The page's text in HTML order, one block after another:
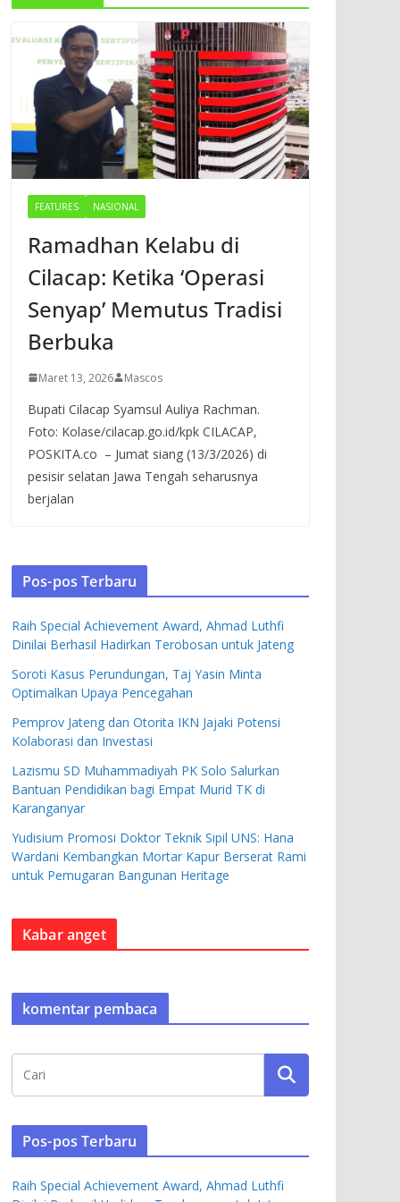
FEATURES NASIONAL
Ramadhan Kelabu di
Cilacap: Ketika ‘Operasi
Senyap’ Memutus Tradisi
Berbuka
Maret 13, 2026 Mascos
Bupati Cilacap Syamsul Auliya Rachman.
Foto: Kolase/cilacap.go.id/kpk CILACAP,
POSKITA.co – Jumat siang (13/3/2026) di
pesisir selatan Jawa Tengah seharusnya
berjalan
Pos-pos Terbaru
Raih Special Achievement Award, Ahmad Luthfi
Dinilai Berhasil Hadirkan Terobosan untuk Jateng
Soroti Kasus Perundungan, Taj Yasin Minta
Optimalkan Upaya Pencegahan
Pemprov Jateng dan Otorita IKN Jajaki Potensi
Kolaborasi dan Investasi
Lazismu SD Muhammadiyah PK Solo Salurkan
Bantuan Pendidikan bagi Empat Murid TK di
Karanganyar
Yudisium Promosi Doktor Teknik Sipil UNS: Hana
Wardani Kembangkan Mortar Kapur Berserat Rami
untuk Pemugaran Bangunan Heritage
Kabar anget
komentar pembaca
Pos-pos Terbaru
Raih Special Achievement Award, Ahmad Luthfi